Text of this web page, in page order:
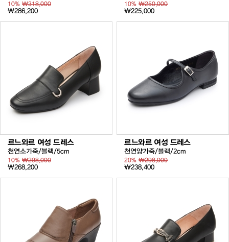
10% ₩318,000
₩286,200
10%₩250,000
₩225,000
르느와르 여성 드레스
천연소가죽/블랙/5cm
10% ₩298,000
₩268,200
르느와르 여성 드레스
천연양가죽/블랙/2cm
20%₩298,000
₩238,400